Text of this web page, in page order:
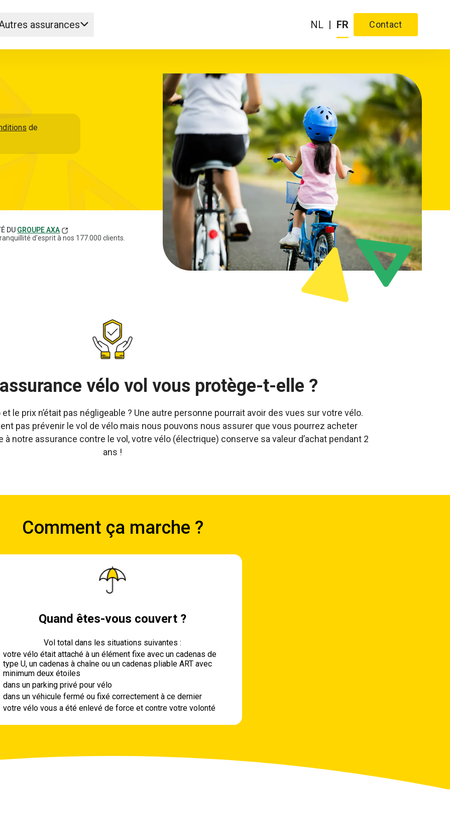
assurances NL | FR Contact
de
DU GROUPE AXA
d'esprit à nos 177.000 clients.
vélo vol vous protège-t-elle ?
le prix n’était pas négligeable ? Une autre personne pourrait avoir des vues sur votre vélo.
pas prévenir le vol de vélo mais nous pouvons nous assurer que vous pourrez acheter
à notre assurance contre le vol, votre vélo (électrique) conserve sa valeur d’achat pendant 2
ans !
Comment ça marche ?
Quand êtes-vous couvert ?
Vol total dans les situations suivantes :
votre vélo était attaché à un élément fixe avec un cadenas de
type U, un cadenas à chaîne ou un cadenas pliable ART avec
minimum deux étoiles
dans un parking privé pour vélo
dans un véhicule fermé ou fixé correctement à ce dernier
votre vélo vous a été enlevé de force et contre votre volonté